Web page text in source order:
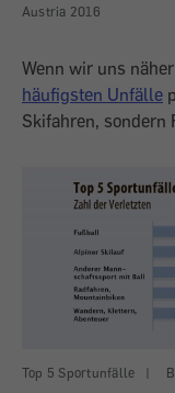
Austria 2016
Wenn wir uns
häufigsten Unfälle
Skifahren, sondern
Top 5 Sportunfälle |